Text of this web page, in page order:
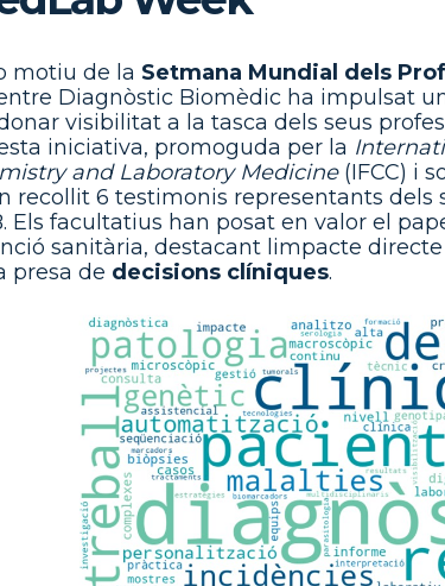
motiu de la Setmana Mundial dels
Diagnòstic Biomèdic ha impulsat
visibilitat a la tasca dels seus
iniciativa, promoguda per la
and Laboratory Medicine (IFCC) i
recollit 6 testimonis representants dels
Els facultatius han posat en valor el
sanitària, destacant limpacte
presa de decisions clíniques.